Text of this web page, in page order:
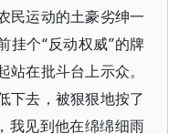
民运动的土豪劣绅一
挂个“反动权威”的牌
在批斗台上示众。
下去，被狠狠地按了
我见到他在绵绵细雨